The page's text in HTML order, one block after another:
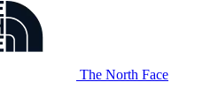
The North Face